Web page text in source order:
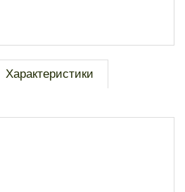
Характеристики